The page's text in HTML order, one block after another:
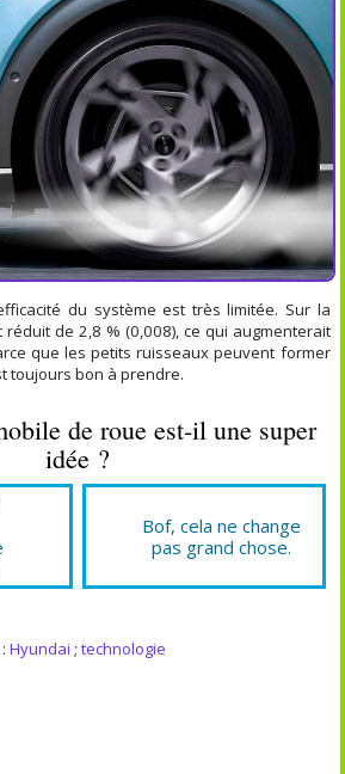
du système est très limitée. Sur la
réduit de 2,8 % (0,008), ce qui augmenterait
que les petits ruisseaux peuvent former
toujours bon à prendre.
de roue est-il une super
idée ?
Bof, cela ne change
pas grand chose.
:Hyundai ;technologie